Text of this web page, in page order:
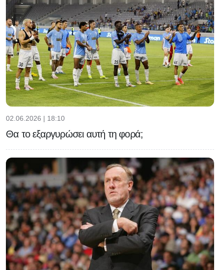
02.06.2026 | 18:10
Θα το εξαργυρώσει αυτή τη φορά;